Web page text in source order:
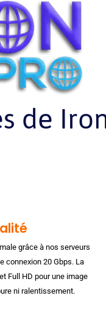
de
grâce à nos serveurs
connexion 20 Gbps. La
Full HD pour une image
ni ralentissement.